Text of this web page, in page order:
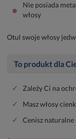
•
Nie posiada
włosy
Otul swoje włosy
To produkt dla
✓
Zależy Ci na
✓
Masz włosy
✓
Cenisz naturalne